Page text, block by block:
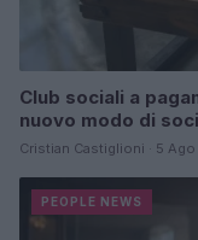
Club sociali a
nuovo modo di
Cristian Castiglioni · 5
PEOPLE NEWS